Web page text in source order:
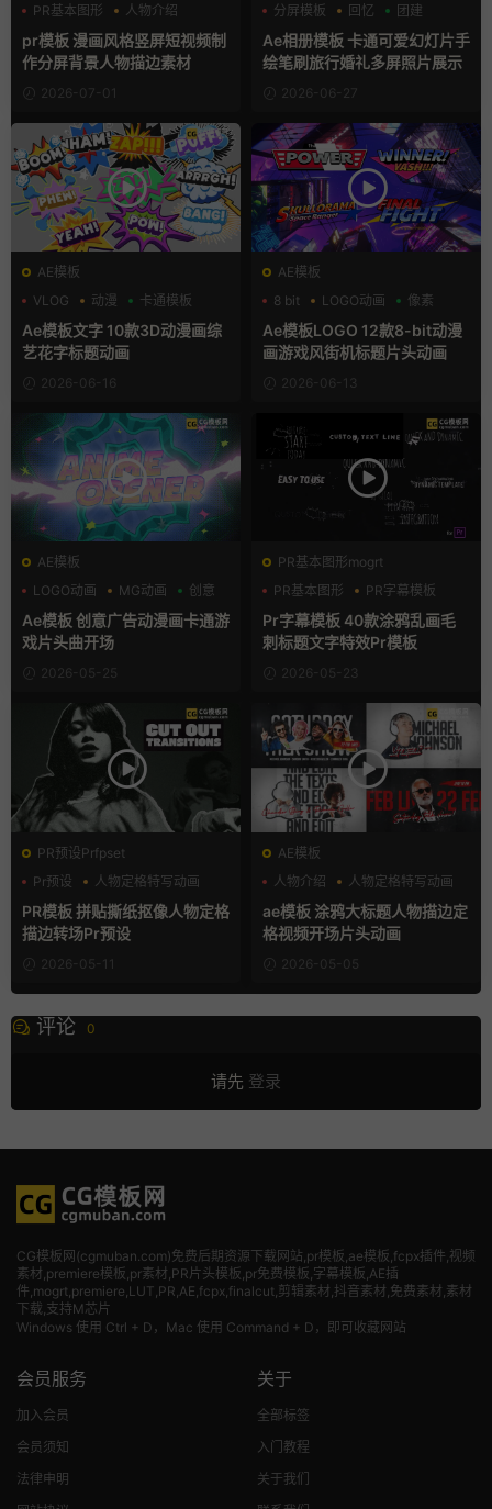
PR基本图形
人物介绍
动漫
pr模板 漫画风格竖屏短视频制
作分屏背景人物描边素材
2026-07-01
分屏模板
回忆 团建
Ae相册模板 卡通可爱幻灯片手
绘笔刷旅行婚礼多屏照片展示
2026-06-27
AE模板
VLOG
动漫 卡通模板
Ae模板文字 10款3D动漫画综
艺花字标题动画
2026-06-16
AE模板
8 bit
LOGO动画 像素
Ae模板LOGO 12款8-bit动漫
画游戏风街机标题片头动画
2026-06-13
AE模板
LOGO动画
MG动画 创意
Ae模板 创意广告动漫画卡通游
戏片头曲开场
2026-05-25
PR基本图形mogrt
PR基本图形
PR字幕模板
创意
Pr字幕模板 40款涂鸦乱画毛
刺标题文字特效Pr模板
2026-05-23
PR预设Prfpset
Pr预设
人物定格特写动画
复古风
PR模板 拼贴撕纸抠像人物定格
描边转场Pr预设
2026-05-11
AE模板
人物介绍
人物定格特写动画
嘻哈
ae模板 涂鸦大标题人物描边定
格视频开场片头动画
2026-05-05
评论 0
请先 登录
CG模板网(cgmuban.com)免费后期资源下载网站,pr模板,ae模板,fcpx插件,视频
素材 ,premiere模板,pr素材,PR片头模板,pr免费模板,字幕模板,AE插
件,mogrt,premiere,LUT,PR,AE,fcpx,finalcut,剪辑素材,抖音素材,免费素材,素材
下载,支持M芯片
Windows 使用 Ctrl + D，Mac 使用 Command + D，即可收藏网站
会员服务
加入会员
会员须知
法律申明
关于
全部标签
入门教程
关于我们